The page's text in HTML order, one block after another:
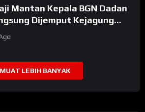
Mantan Kepala BGN Dadan
Dijemput Kejagung
Prabowo
MUAT LEBIH BANYAK